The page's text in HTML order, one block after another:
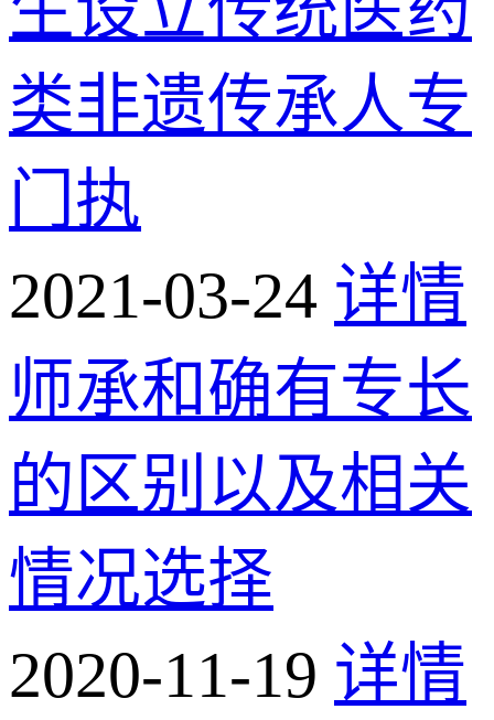
类非遗传承人专
门执
2021-03-24 详情
师承和确有专长
的区别以及相关
情况选择
2020-11-19 详情